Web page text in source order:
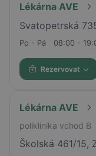
Lékárna AVE
Svatopetrská
Po - Pá 08:00 -
Rezervovat
Lékárna AVE
poliklinika vchod B
Školská 461/15,